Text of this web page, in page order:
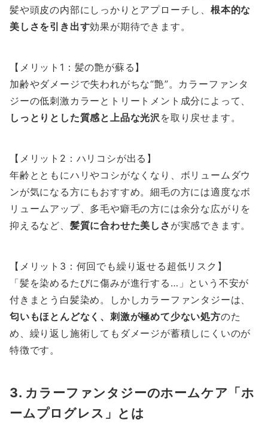
髪や頭皮の内部にしっかりとアプローチし、 根本的な
美しさを引き出す効果が期待できます。
【メリット1：髪の艶が蘇る】
加齢やダメージで失われがちな“艶”。カラーファンタ
ジーの低刺激カラーとトリートメント成分によって、
しっとりとした質感と上品な光沢を取り戻せます。
【メリット2：ハリコシが出る】
年齢とともにハリやコシがなくなり、ボリュームダウ
ンが気になる方にもおすすめ。細毛の方には適度なボ
リュームアップ、多毛や癖毛の方には余分な広がりを
抑えるなど、 髪質に合わせた美しさ が実感できます。
【メリット3：何回でも繰り返せる超低リスク】
「髪を染めるたびに傷みが進行する…」という不安が
付きまとう白髪染め。しかしカラーファンタジーは、
匂いもほとんどなく、刺激が極めて少ない処方のた
め、繰り返し施術してもダメージが蓄積しにくいのが
特徴です。
3. カラーファンタジーのホームケア「ホ
ームプログレス」とは